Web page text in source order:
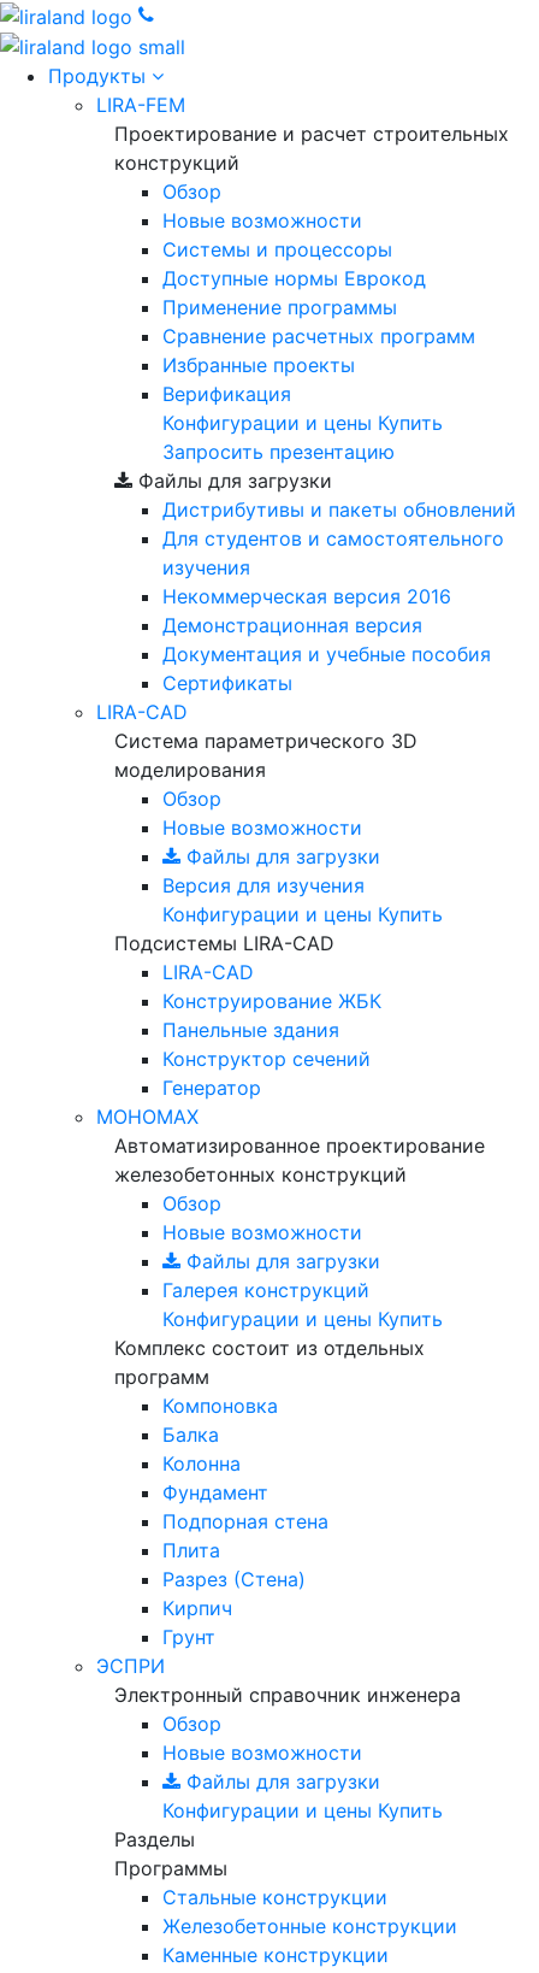
Продукты
LIRA-FEM
Проектирование и расчет строительных
конструкций
Обзор
Новые возможности
Cистемы и процессоры
Доступные нормы Еврокод
Применение программы
Сравнение расчетных программ
Избранные проекты
Верификация
Конфигурации и цены Купить
Запросить презентацию
Файлы для загрузки
Дистрибутивы и пакеты обновлений
Для студентов и самостоятельного
изучения
Некоммерческая версия 2016
Демонстрационная версия
Документация и учебные пособия
Сертификаты
LIRA-CAD
Система параметрического 3D
моделирования
Обзор
Новые возможности
Файлы для загрузки
Версия для изучения
Конфигурации и цены Купить
Подсистемы LIRA-CAD
LIRA-CAD
Конструирование ЖБК
Панельные здания
Конструктор сечений
Генератор
МОНОМАХ
Автоматизированное проектирование
железобетонных конструкций
Обзор
Новые возможности
Файлы для загрузки
Галерея конструкций
Конфигурации и цены Купить
Комплекс состоит из отдельных
программ
Компоновка
Балка
Колонна
Фундамент
Подпорная стена
Плита
Разрез (Стена)
Кирпич
Грунт
ЭСПРИ
Электронный справочник инженера
Обзор
Новые возможности
Файлы для загрузки
Конфигурации и цены Купить
Разделы
Программы
Стальные конструкции
Железобетонные конструкции
Каменные конструкции